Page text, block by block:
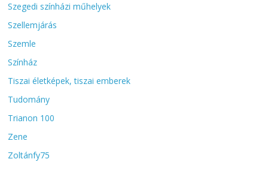
Szegedi színházi műhelyek
Szellemjárás
Szemle
Színház
Tiszai életképek, tiszai emberek
Tudomány
Trianon 100
Zene
Zoltánfy75